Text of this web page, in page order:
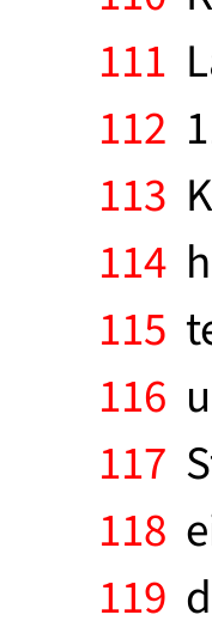
111
112
113
114
115
116
117
118
119